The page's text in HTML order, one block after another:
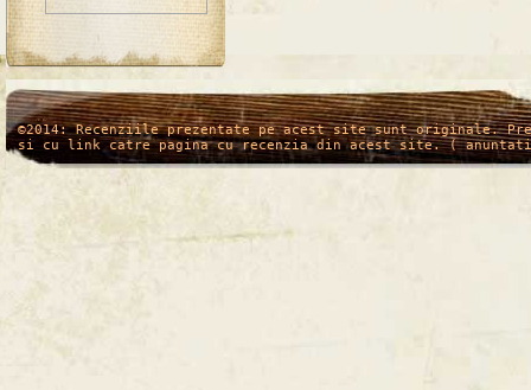
/* */
©2014: Recenziile prezentate pe acest site sunt originale.
si cu link catre pagina cu recenzia din acest site. (